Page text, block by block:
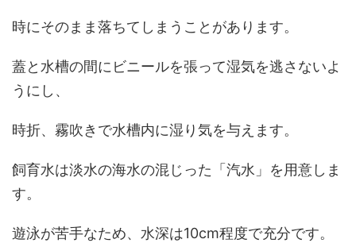
時にそのまま落ちてしまうことがあります。
蓋と水槽の間にビニールを張って湿気を逃さないよ
うにし、
時折、霧吹きで水槽内に湿り気を与えます。
飼育水は淡水の海水の混じった「汽水」を用意しま
す。
遊泳が苦手なため、水深は10cm程度で充分です。